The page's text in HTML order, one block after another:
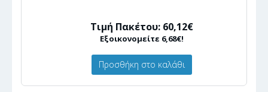
Τιμή Πακέτου: 60,12€
Εξοικονομείτε 6,68€!
Προσθήκη στο καλάθι